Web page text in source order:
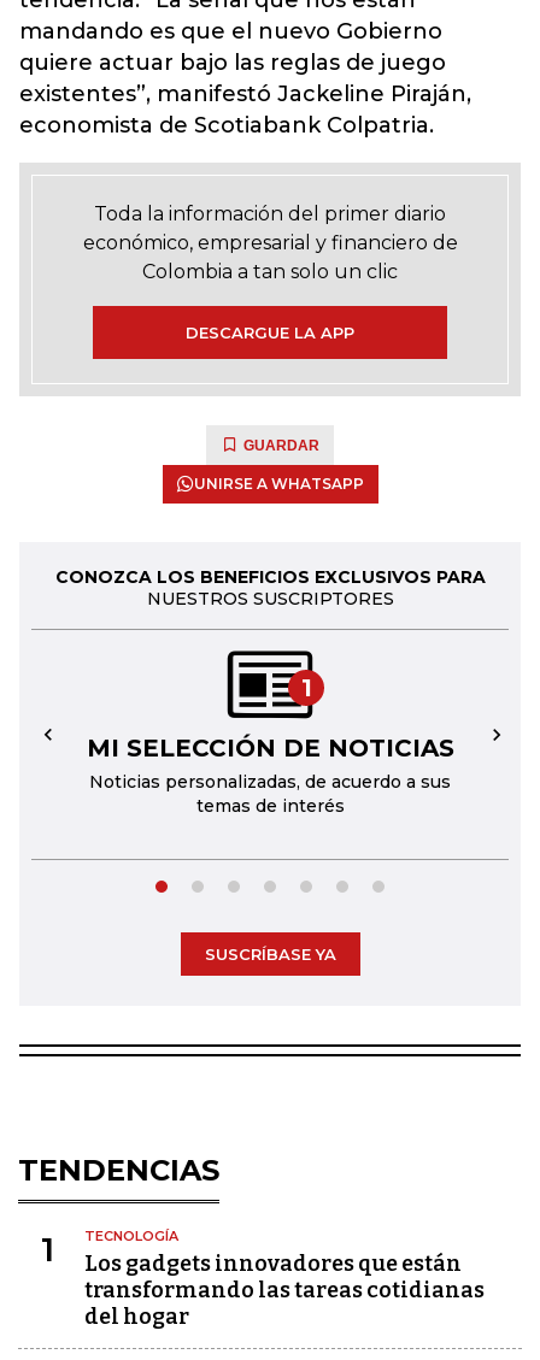
mandando es que el nuevo Gobierno
quiere actuar bajo las reglas de juego
existentes”, manifestó Jackeline Piraján,
economista de Scotiabank Colpatria.
Toda la información del primer diario
económico, empresarial y financiero de
Colombia a tan solo un clic
DESCARGUE LA APP
GUARDAR
UNIRSE A WHATSAPP
CONOZCA LOS BENEFICIOS EXCLUSIVOS PARA
NUESTROS SUSCRIPTORES
1
MI SELECCIÓN DE NOTICIAS
Noticias personalizadas, de acuerdo a sus
temas de interés
← →
SUSCRÍBASE YA
TENDENCIAS
1 TECNOLOGÍA
Los gadgets innovadores que están
transformando las tareas cotidianas
del hogar